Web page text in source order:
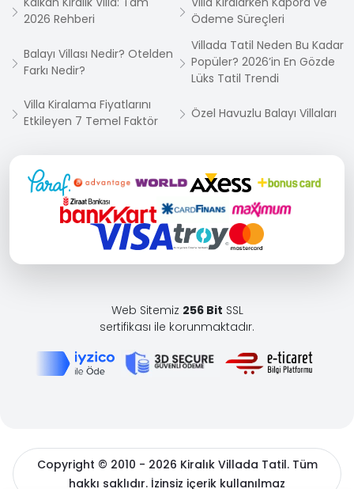
2026 Rehberi
Ödeme Süreçleri
Balayı Villası Nedir? Otelden
Farkı Nedir?
Villada Tatil Neden Bu Kadar
Popüler? 2026’in En Gözde
Lüks Tatil Trendi
Villa Kiralama Fiyatlarını
Etkileyen 7 Temel Faktör
Özel Havuzlu Balayı Villaları
Web Sitemiz 256 Bit SSL
sertifikası ile korunmaktadır.
Copyright © 2010 - 2026 Kiralık Villada Tatil. Tüm
hakkı saklıdır. İzinsiz içerik kullanılmaz